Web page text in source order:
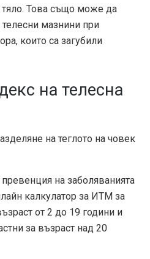
тяло. Това също може да
мазнини при
които са загубили
на телесна
на теглото на човек
на заболяванията
калкулатор за ИТМ за
от 2 до 19 години и
за възраст над 20